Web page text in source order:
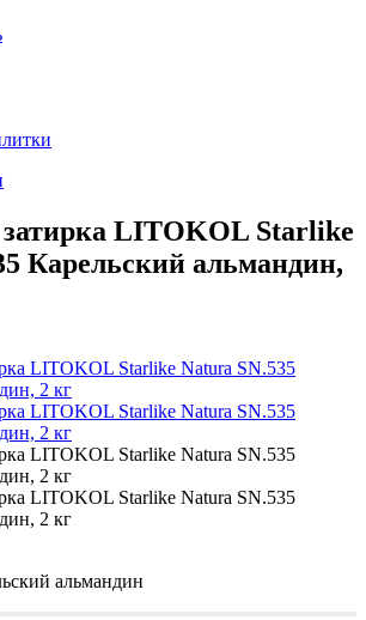
LITOKOL Starlike
Карельский альмандин,
альмандин